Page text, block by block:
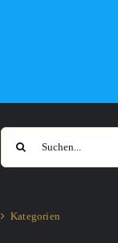
Suche
nach:
Kategorien